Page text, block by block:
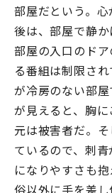
部屋だという。
後は、部屋で静
部屋の入口のド
る番組は制限さ
が冷房のない部
が見えると、胸
元は被害者だ。
ているので、刺
になりやすさも
俗以外に手を差